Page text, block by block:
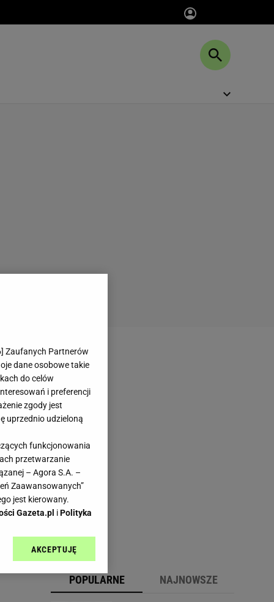
POPULARNE NAJNOWSZE
] Zaufanych Partnerów
dane osobowe takie
do celów
i preferencji
zgody jest
uprzednio udzieloną
funkcjonowania
przetwarzanie
– Agora S.A. –
Zaawansowanych”
jest kierowany.
Gazeta.pl iPolityka
sp. z o.o., jej
danych poprzez
Zmiana ustawień
AKCEPTUJĘ